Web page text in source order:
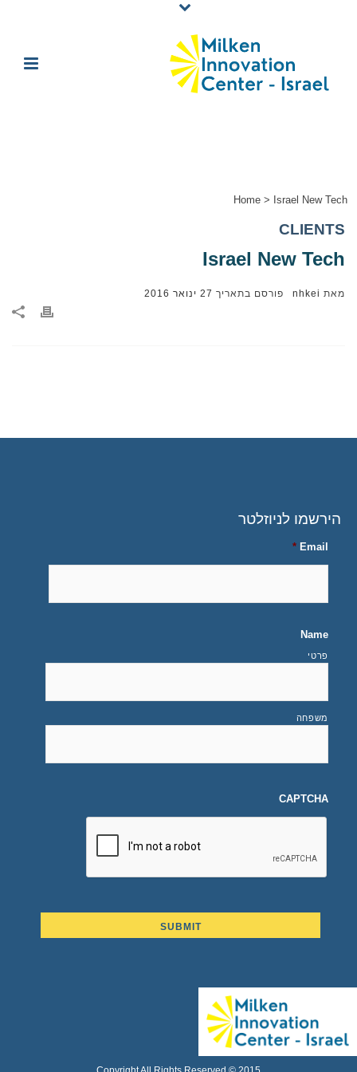
Home > Israel New Tech
CLIENTS
Israel New Tech
מאת nhkei פורסם בתאריך 27 ינואר 2016
הירשמו לניוזלטר
Email
*
Name
פרטי
משפחה
CAPTCHA